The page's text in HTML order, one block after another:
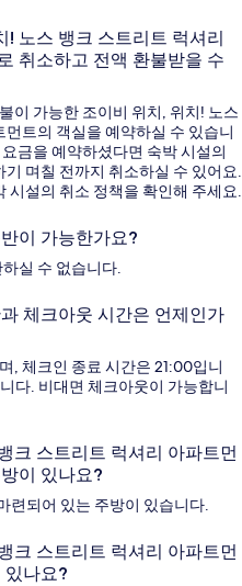
노스 뱅크 스트리트 럭셔리
취소하고 전액 환불받을 수
이 가능한 조이비 위치, 위치! 노스
트의 객실을 예약하실 수 있습니
금을 예약하셨다면 숙박 시설의
며칠 전까지 취소하실 수 있어요.
시설의 취소 정책을 확인해 주세요.
이 가능한가요?
실 수 없습니다.
체크아웃 시간은 언제인가
, 체크인 종료 시간은 21:00입니
다. 비대면 체크아웃이 가능합니
크 스트리트 럭셔리 아파트먼
이 있나요?
련되어 있는 주방이 있습니다.
크 스트리트 럭셔리 아파트먼
있나요?